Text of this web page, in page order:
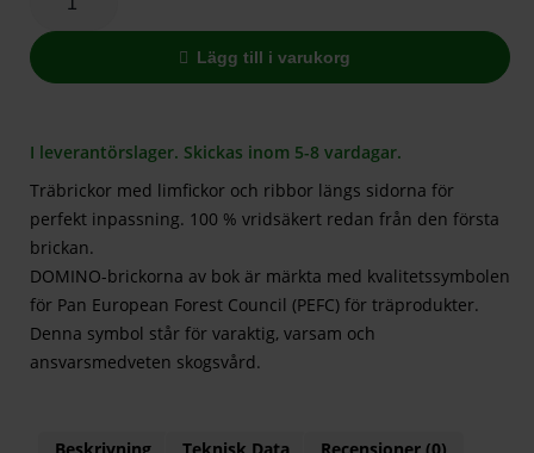
Lägg till i varukorg
I leverantörslager. Skickas inom 5-8 vardagar.
Träbrickor med limfickor och ribbor längs sidorna för
perfekt inpassning. 100 % vridsäkert redan från den första
brickan.
DOMINO-brickorna av bok är märkta med kvalitetssymbolen
för Pan European Forest Council (PEFC) för träprodukter.
Denna symbol står för varaktig, varsam och
ansvarsmedveten skogsvård.